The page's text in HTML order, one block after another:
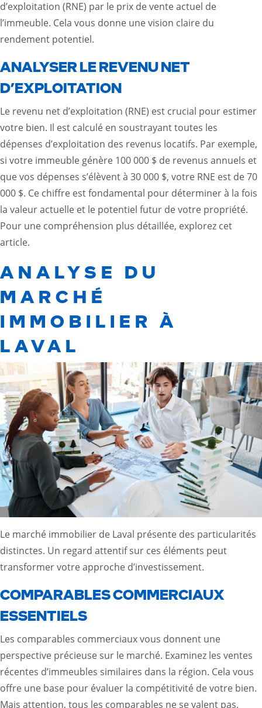
d’exploitation (RNE) par le prix de vente actuel de
l’immeuble. Cela vous donne une vision claire du
rendement potentiel.
ANALYSER LE REVENU NET
D’EXPLOITATION
Le revenu net d’exploitation (RNE) est crucial pour estimer
votre bien. Il est calculé en soustrayant toutes les
dépenses d’exploitation des revenus locatifs. Par exemple,
si votre immeuble génère 100 000 $ de revenus annuels et
que vos dépenses s’élèvent à 30 000 $, votre RNE est de 70
000 $. Ce chiffre est fondamental pour déterminer à la fois
la valeur actuelle et le potentiel futur de votre propriété.
Pour une compréhension plus détaillée, explorez cet
article.
ANALYSE DU
MARCHÉ
IMMOBILIER À
LAVAL
Le marché immobilier de Laval présente des particularités
distinctes. Un regard attentif sur ces éléments peut
transformer votre approche d’investissement.
COMPARABLES COMMERCIAUX
ESSENTIELS
Les comparables commerciaux vous donnent une
perspective précieuse sur le marché. Examinez les ventes
récentes d’immeubles similaires dans la région. Cela vous
offre une base pour évaluer la compétitivité de votre bien.
Mais attention, tous les comparables ne se valent pas.